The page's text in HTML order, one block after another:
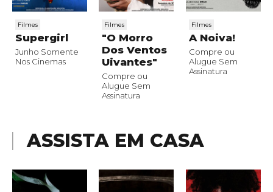
Filmes
Supergirl
Junho Somente
Nos Cinemas
Filmes
"O Morro
Dos Ventos
Uivantes"
Compre ou
Alugue Sem
Assinatura
Filmes
A Noiva!
Compre ou
Alugue Sem
Assinatura
ASSISTA EM CASA